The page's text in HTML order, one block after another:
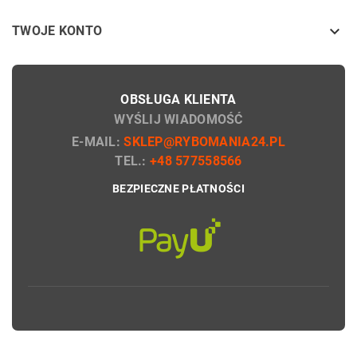
TWOJE KONTO 
OBSŁUGA KLIENTA
WYŚLIJ WIADOMOŚĆ
E-MAIL:SKLEP@RYBOMANIA24.PL
TEL.:+48 577558566
BEZPIECZNE PŁATNOŚCI